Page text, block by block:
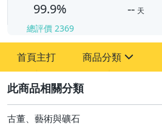
99.9%
總評價 2369
-- 天
首頁主打 商品分類
其它
古董、藝術與礦石